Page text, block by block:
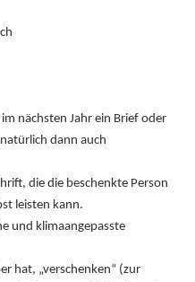
nächsten Jahr ein Brief oder
dann auch
die die beschenkte Person
leisten kann.
und klimaangepasste
hat, „verschenken“ (zur